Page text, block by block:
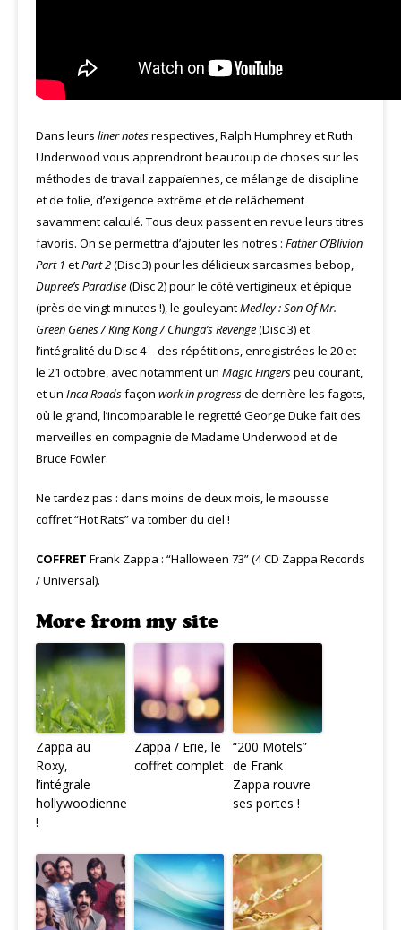
Dans leurs liner notesrespectives, Ralph Humphrey et Ruth
Underwood vous apprendront beaucoup de choses sur les
méthodes de travail zappaïennes, ce mélange de discipline
et de folie, d’exigence extrême et de relâchement
savamment calculé. Tous deux passent en revue leurs titres
favoris. On se permettra d’ajouter les notres : Father O’Blivion
Part 1 etPart 2(Disc 3) pour les délicieux sarcasmes bebop,
Dupree’s Paradise(Disc 2) pour le côté vertigineux et épique
(près de vingt minutes !), le gouleyantMedley : Son Of Mr.
Green Genes / King Kong / Chunga’s Revenge(Disc 3) et
l’intégralité du Disc 4 – des répétitions, enregistrées le 20 et
le 21 octobre, avec notamment un Magic Fingerspeu courant,
et un Inca Roadsfaçon work in progressde derrière les fagots,
où le grand, l’incomparable le regretté George Duke fait des
merveilles en compagnie de Madame Underwood et de
Bruce Fowler.
Ne tardez pas : dans moins de deux mois, le maousse
coffret “Hot Rats” va tomber du ciel !
COFFRET Frank Zappa : “Halloween 73” (4 CD Zappa Records
/ Universal).
More from my site
Zappa au
Roxy,
l’intégrale
hollywoodienne
!
Zappa / Erie, le
coffret complet
“200 Motels”
de Frank
Zappa rouvre
ses portes !